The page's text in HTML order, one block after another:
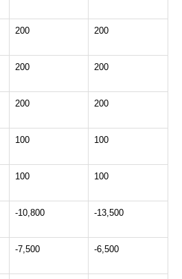
200 200
200 200
200 200
100 100
100 100
-10,800 -13,500
-7,500 -6,500